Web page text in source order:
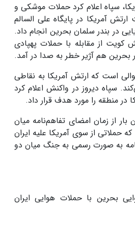
سپاه اعلام کرد حملات موشکی و
۸ زیرساخت ارتش آمریکا در پایگاه علی السالم
در بندر سلمان بحرین انجام داد.
کویت از مقابله با حملات پهپادی
بحرین هم آژیر خطر به صدا در آمد.
است که ارتش آمریکا به نقاطی
سپاه دیروز در واکنش اعلام کرد
در منطقه را مورد هدف قرار داد.
از زمان امضای تفاهم‌نامه میان
حملاتی از سوی آمریکا علیه ایران
به صورت رسمی به جنگ میان دو
بحرین با حملات هوایی ایران